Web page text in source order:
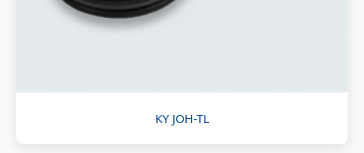
KY JOH-TL